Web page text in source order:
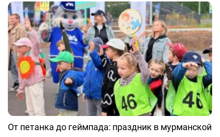
От петанка до геймпада: праздник в мурманской